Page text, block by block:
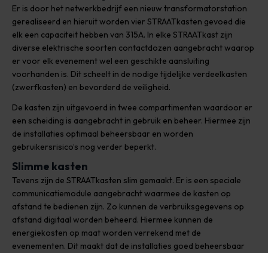
Er is door het netwerkbedrijf een nieuw transformatorstation
gerealiseerd en hieruit worden vier STRAATkasten gevoed die
elk een capaciteit hebben van 315A. In elke STRAATkast zijn
diverse elektrische soorten contactdozen aangebracht waarop
er voor elk evenement wel een geschikte aansluiting
voorhanden is. Dit scheelt in de nodige tijdelijke verdeelkasten
(zwerfkasten) en bevorderd de veiligheid.
De kasten zijn uitgevoerd in twee compartimenten waardoor er
een scheiding is aangebracht in gebruik en beheer. Hiermee zijn
de installaties optimaal beheersbaar en worden
gebruikersrisico’s nog verder beperkt.
Slimme kasten
Tevens zijn de STRAATkasten slim gemaakt. Er is een speciale
communicatiemodule aangebracht waarmee de kasten op
afstand te bedienen zijn. Zo kunnen de verbruiksgegevens op
afstand digitaal worden beheerd. Hiermee kunnen de
energiekosten op maat worden verrekend met de
evenementen. Dit maakt dat de installaties goed beheersbaar